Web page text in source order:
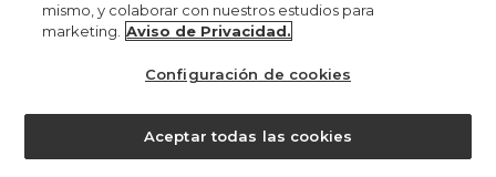
mismo, y colaborar con nuestros estudios para
marketing. Aviso de Privacidad.
Configuración de cookies
Aceptar todas las cookies